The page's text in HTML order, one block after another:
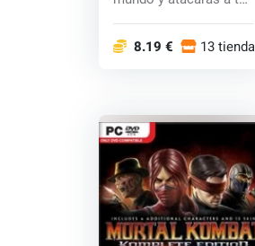
8.19 € 13 tiendas